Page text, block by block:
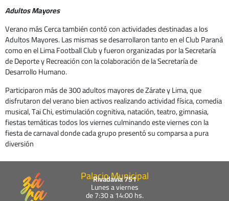
Adultos Mayores
Verano más Cerca también contó con actividades destinadas a los
Adultos Mayores. Las mismas se desarrollaron tanto en el Club Paraná
como en el Lima Football Club y fueron organizadas por la Secretaría
de Deporte y Recreación con la colaboración de la Secretaría de
Desarrollo Humano.
Participaron más de 300 adultos mayores de Zárate y Lima, que
disfrutaron del verano bien activos realizando actividad física, comedia
musical, Tai Chi, estimulación cognitiva, natación, teatro, gimnasia,
fiestas temáticas todos los viernes culminando este viernes con la
fiesta de carnaval donde cada grupo presentó su comparsa a pura
diversión
Palacio Municipal
Rivadavia 751
Lunes a viernes
de 7:30 a 14:00 hs.